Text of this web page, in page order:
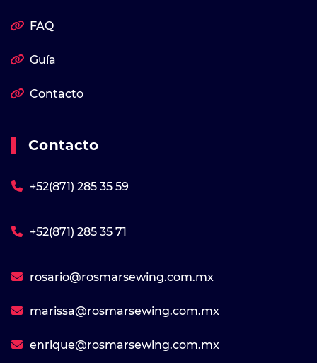
FAQ
Guía
Contacto
Contacto
+52(871) 285 35 59
+52(871) 285 35 71
rosario@rosmarsewing.com.mx
marissa@rosmarsewing.com.mx
enrique@rosmarsewing.com.mx